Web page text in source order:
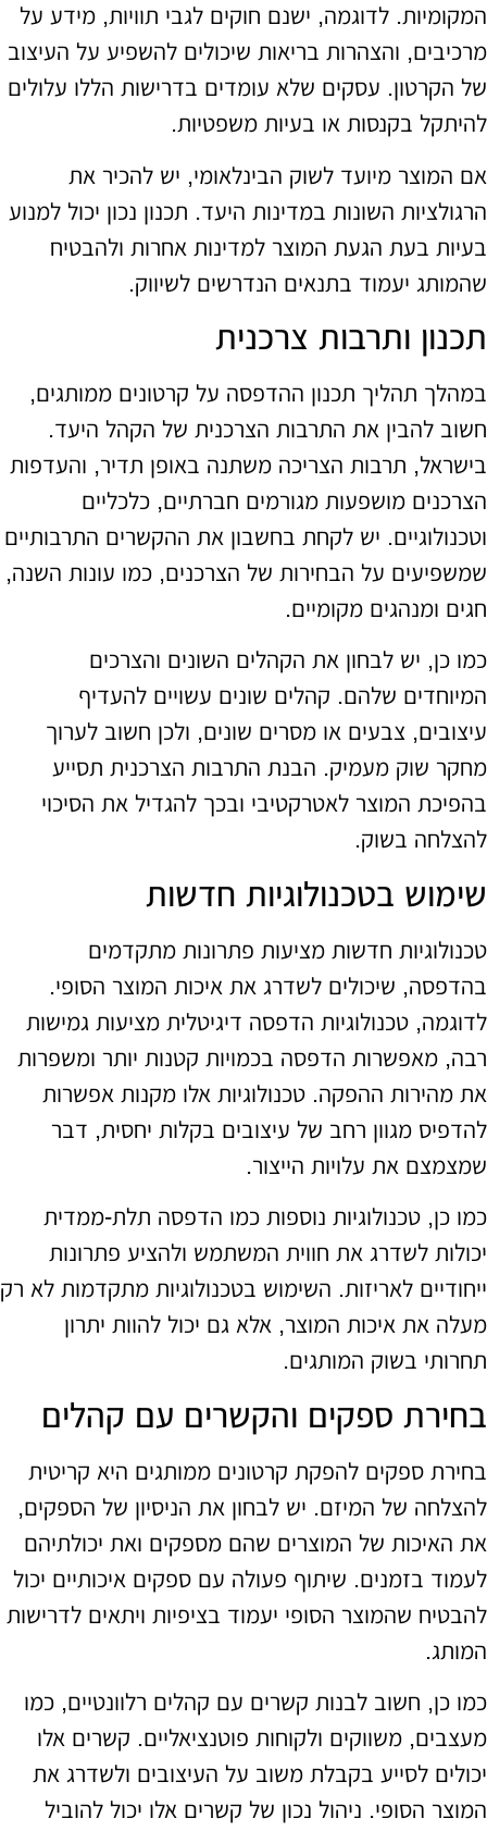
המקומיות. לדוגמה, ישנם חוקים לגבי תוויות, מידע על
מרכיבים, והצהרות בריאות שיכולים להשפיע על העיצוב
של הקרטון. עסקים שלא עומדים בדרישות הללו עלולים
להיתקל בקנסות או בעיות משפטיות.
אם המוצר מיועד לשוק הבינלאומי, יש להכיר את
הרגולציות השונות במדינות היעד. תכנון נכון יכול למנוע
בעיות בעת הגעת המוצר למדינות אחרות ולהבטיח
שהמותג יעמוד בתנאים הנדרשים לשיווק.
תכנון ותרבות צרכנית
במהלך תהליך תכנון ההדפסה על קרטונים ממותגים,
חשוב להבין את התרבות הצרכנית של הקהל היעד.
בישראל, תרבות הצריכה משתנה באופן תדיר, והעדפות
הצרכנים מושפעות מגורמים חברתיים, כלכליים
וטכנולוגיים. יש לקחת בחשבון את ההקשרים התרבותיים
שמשפיעים על הבחירות של הצרכנים, כמו עונות השנה,
חגים ומנהגים מקומיים.
כמו כן, יש לבחון את הקהלים השונים והצרכים
המיוחדים שלהם. קהלים שונים עשויים להעדיף
עיצובים, צבעים או מסרים שונים, ולכן חשוב לערוך
מחקר שוק מעמיק. הבנת התרבות הצרכנית תסייע
בהפיכת המוצר לאטרקטיבי ובכך להגדיל את הסיכוי
להצלחה בשוק.
שימוש בטכנולוגיות חדשות
טכנולוגיות חדשות מציעות פתרונות מתקדמים
בהדפסה, שיכולים לשדרג את איכות המוצר הסופי.
לדוגמה, טכנולוגיות הדפסה דיגיטלית מציעות גמישות
רבה, מאפשרות הדפסה בכמויות קטנות יותר ומשפרות
את מהירות ההפקה. טכנולוגיות אלו מקנות אפשרות
להדפיס מגוון רחב של עיצובים בקלות יחסית, דבר
שמצמצם את עלויות הייצור.
כמו כן, טכנולוגיות נוספות כמו הדפסה תלת-ממדית
יכולות לשדרג את חווית המשתמש ולהציע פתרונות
ייחודיים לאריזות. השימוש בטכנולוגיות מתקדמות לא רק
מעלה את איכות המוצר, אלא גם יכול להוות יתרון
תחרותי בשוק המותגים.
בחירת ספקים והקשרים עם קהלים
בחירת ספקים להפקת קרטונים ממותגים היא קריטית
להצלחה של המיזם. יש לבחון את הניסיון של הספקים,
את האיכות של המוצרים שהם מספקים ואת יכולתיהם
לעמוד בזמנים. שיתוף פעולה עם ספקים איכותיים יכול
להבטיח שהמוצר הסופי יעמוד בציפיות ויתאים לדרישות
המותג.
כמו כן, חשוב לבנות קשרים עם קהלים רלוונטיים, כמו
מעצבים, משווקים ולקוחות פוטנציאליים. קשרים אלו
יכולים לסייע בקבלת משוב על העיצובים ולשדרג את
המוצר הסופי. ניהול נכון של קשרים אלו יכול להוביל